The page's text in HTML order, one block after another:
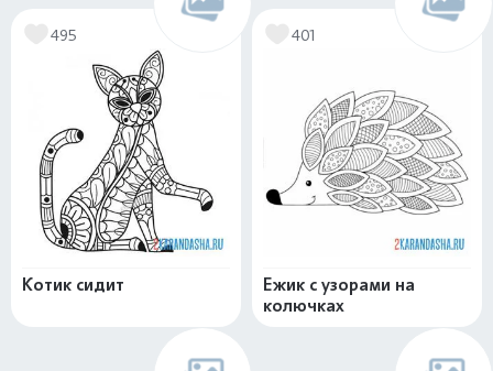
495
Котик сидит
401
Ежик с узорами на
колючках